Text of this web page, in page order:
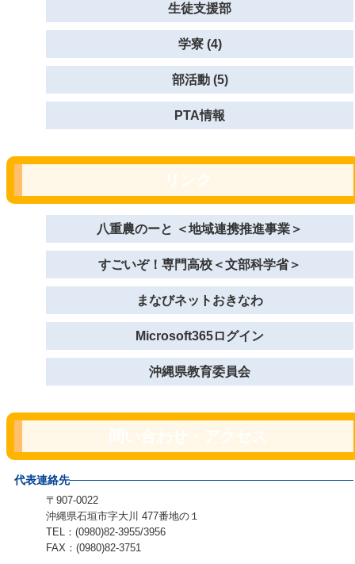
生徒支援部
学寮 (4)
部活動 (5)
PTA情報
八重農のーと ＜地域連携推進事業＞
すごいぞ！専門高校＜文部科学省＞
まなびネットおきなわ
Microsoft365ログイン
沖縄県教育委員会
代表連絡先
〒907-0022
沖縄県石垣市字大川 477番地の１
TEL：(0980)82-3955/3956
FAX：(0980)82-3751